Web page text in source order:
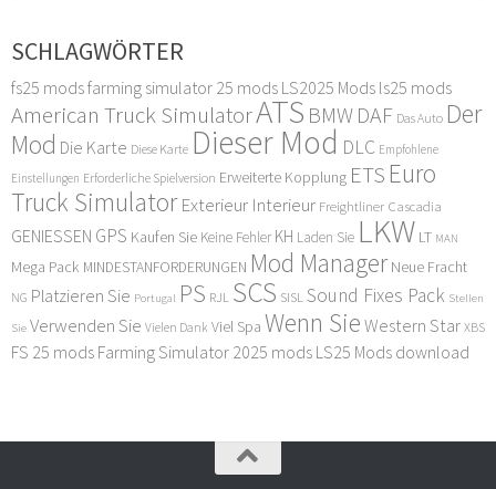
SCHLAGWÖRTER
fs25 modsfarming simulator 25 mods LS2025 Mods ls25 mods
American Truck SimulatorATS BMW DAF Das Auto Der
Mod Die Karte Diese Karte Dieser Mod DLC Empfohlene
Einstellungen Erforderliche Spielversion Erweiterte Kopplung ETS Euro
Truck Simulator Exterieur Interieur Freightliner Cascadia
GENIESSEN GPS Kaufen Sie Keine Fehler KH Laden Sie LKW LT MAN
Mega Pack MINDESTANFORDERUNGEN Mod Manager Neue Fracht
NG Platzieren Sie Portugal PS RJL SCS SISLSound Fixes Pack Stellen
Sie Verwenden Sie Vielen Dank Viel Spa Wenn Sie Western Star XBS
FS 25 mods Farming Simulator 2025 mods LS25 Mods download